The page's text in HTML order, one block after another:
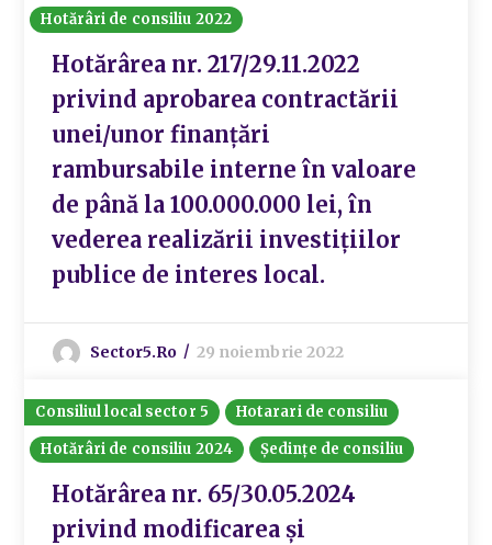
Hotărâri de consiliu 2022
Hotărârea nr. 217/29.11.2022
privind aprobarea contractării
unei/unor finanțări
rambursabile interne în valoare
de până la 100.000.000 lei, în
vederea realizării investițiilor
publice de interes local.
Sector5.ro 29 noiembrie 2022
Consiliul local sector 5
Hotarari de consiliu
Hotărâri de consiliu 2024
Ședințe de consiliu
Hotărârea nr. 65/30.05.2024
privind modificarea și